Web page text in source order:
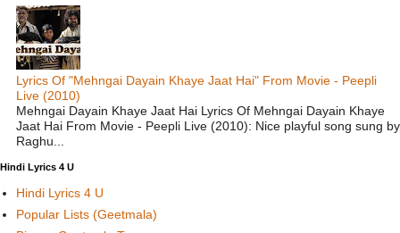
Lyrics Of "Mehngai Dayain Khaye Jaat Hai" From Movie - Peepli
Live (2010)
Mehngai Dayain Khaye Jaat Hai Lyrics Of Mehngai Dayain Khaye
Jaat Hai From Movie - Peepli Live (2010): Nice playful song sung by
Raghu...
Hindi Lyrics 4 U
Hindi Lyrics 4 U
Popular Lists (Geetmala)